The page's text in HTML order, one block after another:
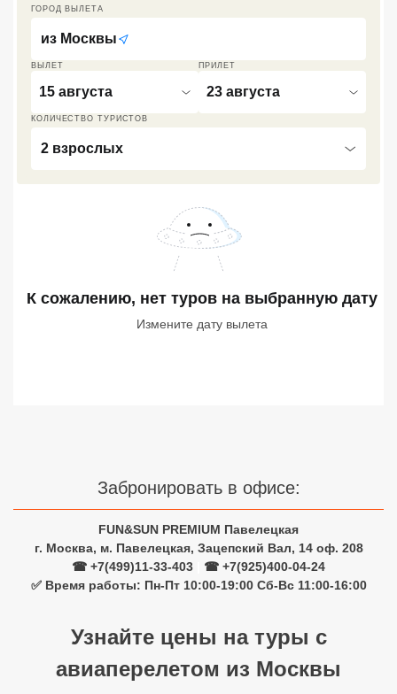
ВЫЛЕТ
15 августа
ПРИЛЕТ
23 августа
КОЛИЧЕСТВО ТУРИСТОВ
2 взрослых
ГОРОД ВЫЛЕТА
из Москвы
К сожалению, нет туров на выбранную дату
Измените дату вылета
Забронировать в офисе:
FUN&SUN PREMIUM Павелецкая
г. Москва, м. Павелецкая, Зацепский Вал, 14 оф. 208
☎ +7(499)11-33-403
☎ +7(925)400-04-24
✅ Время работы: Пн-Пт 10:00-19:00 Сб-Вс 11:00-16:00
Узнайте цены на туры с
авиаперелетом из Москвы
Экскурсионные туры
VIP отели 5 звезд
Недорогие отели 3*
Сетевые отели Вьетнама
Сетевые отели Мальдив
Сетевые отели Бали